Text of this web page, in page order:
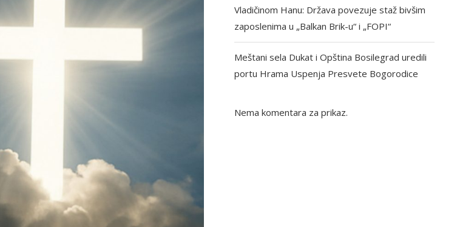
Vladičinom Hanu: Država povezuje staž bivšim
zaposlenima u „Balkan Brik-u“ i „FOPI“
Meštani sela Dukat i Opština Bosilegrad uredili
portu Hrama Uspenja Presvete Bogorodice
Nema komentara za prikaz.